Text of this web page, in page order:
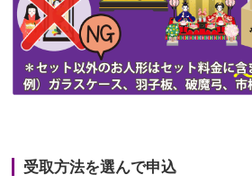
第44回人形供養祭令和3年6月3
第43回人形供養祭令和3年4月
受取方法を選んで申込